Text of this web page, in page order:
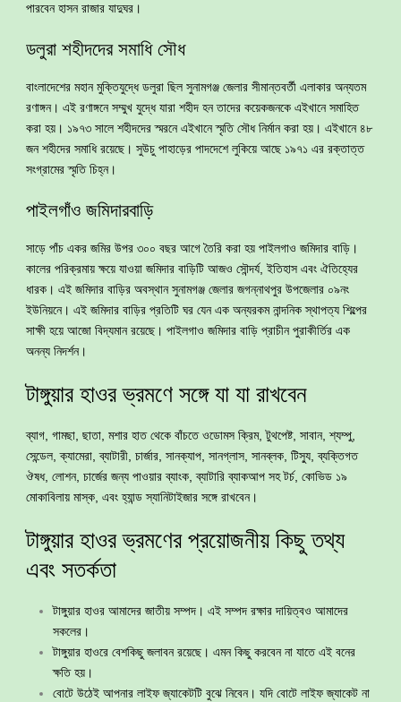
পারবেন হাসন রাজার যাদুঘর।
ডলুরা শহীদদের সমাধি সৌধ
বাংলাদেশের মহান মুক্তিযুদ্ধে ডলুরা ছিল সুনামগঞ্জ জেলার সীমান্তবর্তী এলাকার অন্যতম
রণাঙ্গন। এই রণাঙ্গনে সম্মুখ যুদ্ধে যারা শহীদ হন তাদের কয়েকজনকে এইখানে সমাহিত
করা হয়। ১৯৭৩ সালে শহীদদের স্মরনে এইখানে স্মৃতি সৌধ নির্মান করা হয়। এইখানে ৪৮
জন শহীদের সমাধি রয়েছে। সুউচু পাহাড়ের পাদদেশে লুকিয়ে আছে ১৯৭১ এর রক্তাত্ত
সংগ্রামের স্মৃতি চিহ্ন।
পাইলগাঁও জমিদারবাড়ি
সাড়ে পাঁচ একর জমির উপর ৩০০ বছর আগে তৈরি করা হয় পাইলগাও জমিদার বাড়ি।
কালের পরিক্রমায় ক্ষয়ে যাওয়া জমিদার বাড়িটি আজও সৌন্দর্য, ইতিহাস এবং ঐতিহ্যের
ধারক। এই জমিদার বাড়ির অবস্থান সুনামগঞ্জ জেলার জগন্নাথপুর উপজেলার ০৯নং
ইউনিয়নে। এই জমিদার বাড়ির প্রতিটি ঘর যেন এক অন্যরকম নান্দনিক স্থাপত্য শিল্পের
সাক্ষী হয়ে আজো বিদ্যমান রয়েছে। পাইলগাও জমিদার বাড়ি প্রাচীন পুরাকীর্তির এক
অনন্য নিদর্শন।
টাঙ্গুয়ার হাওর ভ্রমণে সঙ্গে যা যা রাখবেন
ব্যাগ, গামছা, ছাতা, মশার হাত থেকে বাঁচতে ওডোমস ক্রিম, টুথপেষ্ট, সাবান, শ্যম্পু,
সেন্ডেল, ক্যামেরা, ব্যাটারী, চার্জার, সানক্যাপ, সানগ্লাস, সানব্লক, টিস্যু, ব্যক্তিগত
ঔষধ, লোশন, চার্জের জন্য পাওয়ার ব্যাংক, ব্যাটারি ব্যাকআপ সহ টর্চ, কোভিড ১৯
মোকাবিলায় মাস্ক, এবং হ্যান্ড স্যানিটাইজার সঙ্গে রাখবেন।
টাঙ্গুয়ার হাওর ভ্রমণের প্রয়োজনীয় কিছু তথ্য
এবং সতর্কতা
টাঙ্গুয়ার হাওর আমাদের জাতীয় সম্পদ। এই সম্পদ রক্ষার দায়িত্বও আমাদের
সকলের।
টাঙ্গুয়ার হাওরে বেশকিছু জলাবন রয়েছে। এমন কিছু করবেন না যাতে এই বনের
ক্ষতি হয়।
বোটে উঠেই আপনার লাইফ জ্যাকেটটি বুঝে নিবেন। যদি বোটে লাইফ জ্যাকেট না